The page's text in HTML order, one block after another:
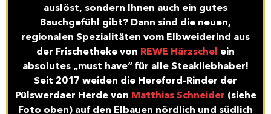
auslöst, sondern Ihnen auch ein gutes
Bauchgefühl gibt? Dann sind die neuen,
regionalen Spezialitäten vom Elbweiderind aus
der Frischetheke von REWE Härzschel
ein
absolutes „must have“ für alle Steakliebhaber!
Seit 2017 weiden die Hereford-Rinder der
Pülswerdaer Herde von Matthias Schneider (siehe
Foto oben) auf den Elbauen nördlich und südlich